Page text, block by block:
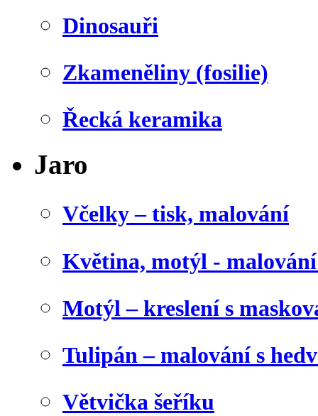
Dinosauři
Zkameněliny (fosilie)
Řecká keramika
Jaro
Včelky – tisk, malování
Květina, motýl -
Motýl – kreslení s
Tulipán – malování s
Větvička šeříku